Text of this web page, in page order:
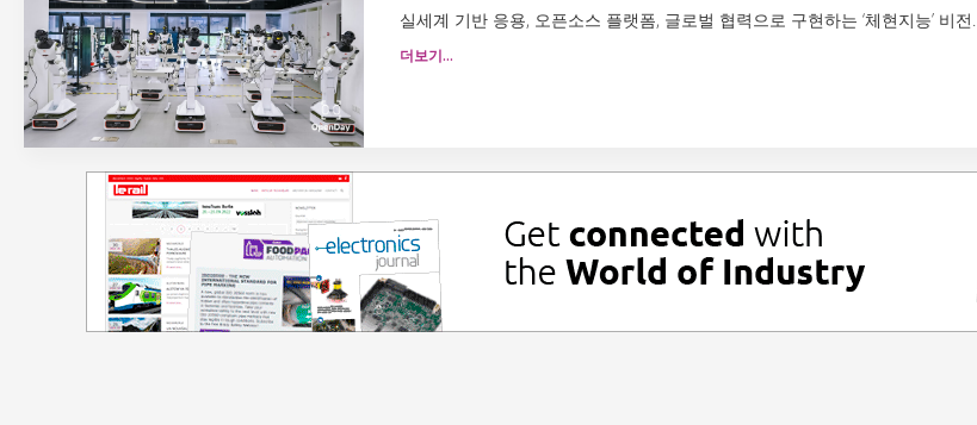
실세계 기반 응용, 오픈소스 플랫폼, 글로벌 협력으로 구현하는 ‘체현지능’ 비전.
더보기…